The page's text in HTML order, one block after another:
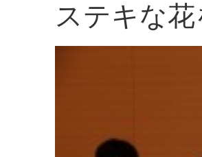
ステキな